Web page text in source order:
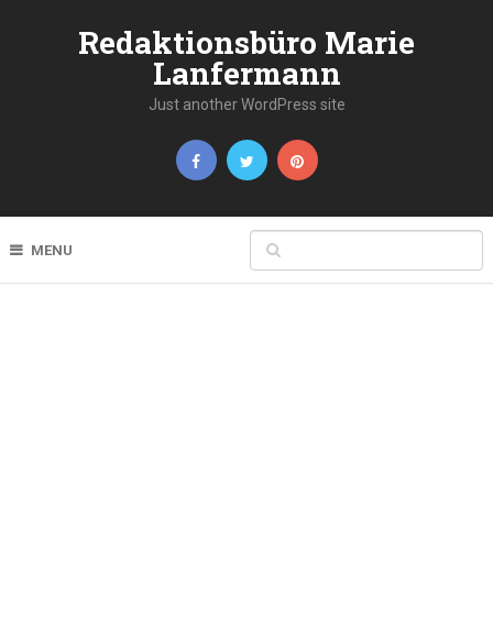
Redaktionsbüro Marie
Lanfermann
Just another WordPress site
MENU